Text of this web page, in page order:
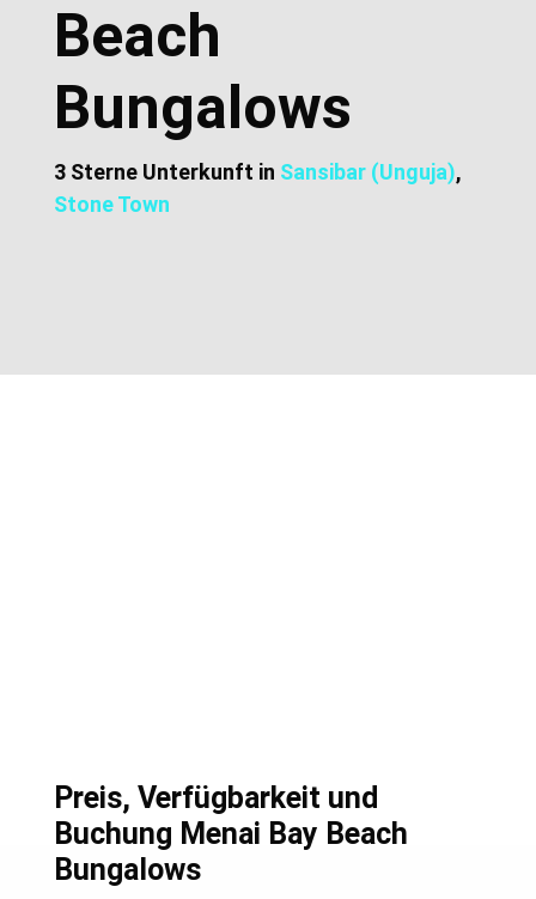
Beach
Bungalows
3 Sterne Unterkunft in Sansibar (Unguja),
Stone Town
Preis, Verfügbarkeit und
Buchung Menai Bay Beach
Bungalows